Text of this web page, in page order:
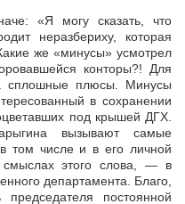
«Я могу сказать, что
неразбериху, которая
же «минусы» усмотрел
конторы?! Для
сплошные плюсы. Минусы
в сохранении
под крышей ДГХ.
вызывают самые
том числе и в его личной
смыслах этого слова, — в
департамента. Благо,
постоянной